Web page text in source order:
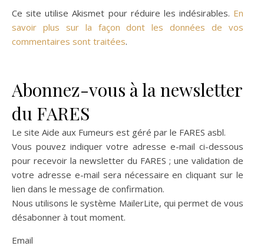
Ce site utilise Akismet pour réduire les indésirables. En
savoir plus sur la façon dont les données de vos
commentaires sont traitées.
Abonnez-vous à la newsletter
du FARES
Le site Aide aux Fumeurs est géré par le FARES asbl.
Vous pouvez indiquer votre adresse e-mail ci-dessous
pour recevoir la newsletter du FARES ; une validation de
votre adresse e-mail sera nécessaire en cliquant sur le
lien dans le message de confirmation.
Nous utilisons le système MailerLite, qui permet de vous
désabonner à tout moment.
Email